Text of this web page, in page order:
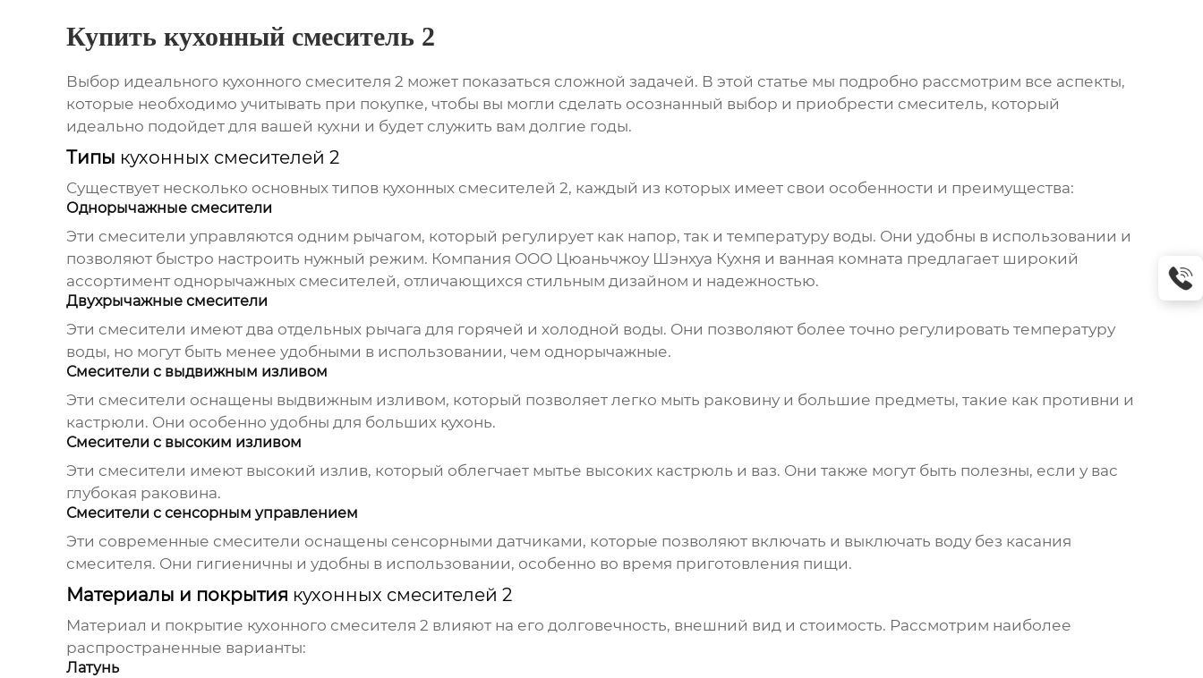
Купить кухонный смеситель 2
Выбор идеального кухонного смесителя 2 может показаться сложной задачей. В этой статье мы подробно рассмотрим все аспекты,
которые необходимо учитывать при покупке, чтобы вы могли сделать осознанный выбор и приобрести смеситель, который
идеально подойдет для вашей кухни и будет служить вам долгие годы.
Типы кухонных смесителей 2
Существует несколько основных типов кухонных смесителей 2, каждый из которых имеет свои особенности и преимущества:
Однорычажные смесители
Эти смесители управляются одним рычагом, который регулирует как напор, так и температуру воды. Они удобны в использовании и
позволяют быстро настроить нужный режим. Компания ООО Цюаньчжоу Шэнхуа Кухня и ванная комната предлагает широкий
ассортимент однорычажных смесителей, отличающихся стильным дизайном и надежностью.
Двухрычажные смесители
Эти смесители имеют два отдельных рычага для горячей и холодной воды. Они позволяют более точно регулировать температуру
воды, но могут быть менее удобными в использовании, чем однорычажные.
Смесители с выдвижным изливом
Эти смесители оснащены выдвижным изливом, который позволяет легко мыть раковину и большие предметы, такие как противни и
кастрюли. Они особенно удобны для больших кухонь.
Смесители с высоким изливом
Эти смесители имеют высокий излив, который облегчает мытье высоких кастрюль и ваз. Они также могут быть полезны, если у вас
глубокая раковина.
Смесители с сенсорным управлением
Эти современные смесители оснащены сенсорными датчиками, которые позволяют включать и выключать воду без касания
смесителя. Они гигиеничны и удобны в использовании, особенно во время приготовления пищи.
Материалы и покрытия кухонных смесителей 2
Материал и покрытие кухонного смесителя 2 влияют на его долговечность, внешний вид и стоимость. Рассмотрим наиболее
распространенные варианты:
Латунь